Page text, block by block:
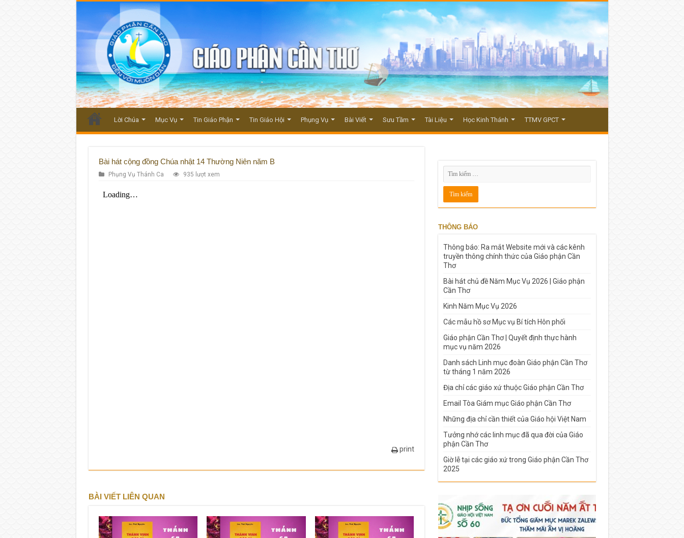
Lời Chúa Mục Vụ Tin Giáo Phận Tin Giáo Hội Phụng Vụ Bài Viết Sưu Tầm Tài Liệu Học Kinh Thánh TTMV GPCT
Bài hát cộng đồng Chúa nhật 14 Thường Niên năm B
Phụng Vụ Thánh Ca 935 lượt xem
print
BÀI VIẾT LIÊN QUAN
THÔNG BÁO
Thông báo: Ra mắt Website mới và các kênh
truyền thông chính thức của Giáo phận Cần
Thơ
Bài hát chủ đề Năm Mục Vụ 2026 | Giáo phận
Cần Thơ
Kinh Năm Mục Vụ 2026
Các mẫu hồ sơ Mục vụ Bí tích Hôn phối
Giáo phận Cần Thơ | Quyết định thực hành
mục vụ năm 2026
Danh sách Linh mục đoàn Giáo phận Cần Thơ
từ tháng 1 năm 2026
Địa chỉ các giáo xứ thuộc Giáo phận Cần Thơ
Email Tòa Giám mục Giáo phận Cần Thơ
Những địa chỉ cần thiết của Giáo hội Việt Nam
Tưởng nhớ các linh mục đã qua đời của Giáo
phận Cần Thơ
Giờ lễ tại các giáo xứ trong Giáo phận Cần Thơ
2025